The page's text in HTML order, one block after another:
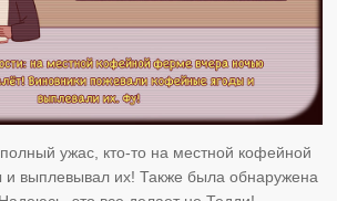
ужас, кто-то на местной кофейной
выплевывал их! Также была обнаружена